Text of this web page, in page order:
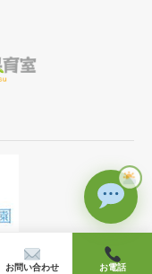
reserved.
お問い合わせ お電話